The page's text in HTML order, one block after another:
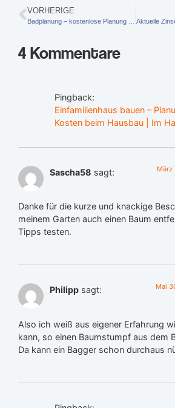
VORHERIGE
4 Kommentare
Pingback:
Einfamilienhaus bauen –
Kosten beim Hausbau | Im
Sascha58 sagt: März
Danke für die kurze und knackige
meinem Garten auch einen Baum
Tipps testen.
Philipp sagt: Mai
Also ich weiß aus eigener Erfahrung
kann, so einen Baumstumpf aus dem
Da kann ein Bagger schon durchaus